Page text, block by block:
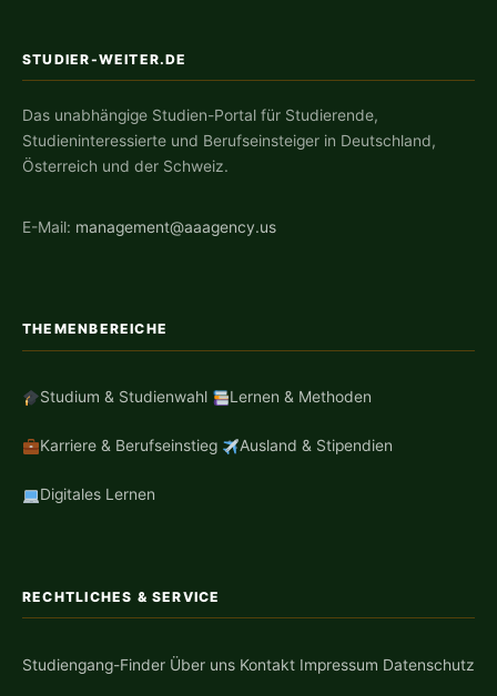
STUDIER-WEITER.DE
Das unabhängige Studien-Portal für Studierende,
Studieninteressierte und Berufseinsteiger in Deutschland,
Österreich und der Schweiz.
E-Mail: management@aaagency.us
THEMENBEREICHE
Studium & Studienwahl Lernen & Methoden
Karriere & Berufseinstieg Ausland & Stipendien
Digitales Lernen
RECHTLICHES & SERVICE
Studiengang-Finder Über uns Kontakt Impressum Datenschutz